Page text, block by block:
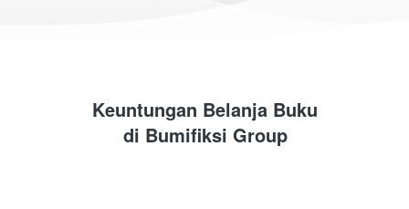
Keuntungan Belanja Buku
di Bumifiksi Group